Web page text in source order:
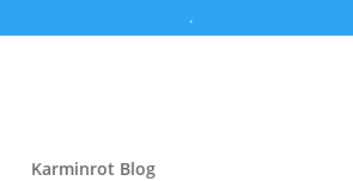
.
Karminrot Blog